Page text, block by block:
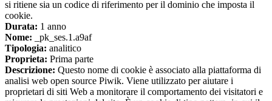
si ritiene sia un codice di riferimento per il dominio che imposta il
cookie.
Durata: 1 anno
Nome: _pk_ses.1.a9af
Tipologia: analitico
Proprieta: Prima parte
Descrizione: Questo nome di cookie è associato alla piattaforma di
analisi web open source Piwik. Viene utilizzato per aiutare i
proprietari di siti Web a monitorare il comportamento dei visitatori e